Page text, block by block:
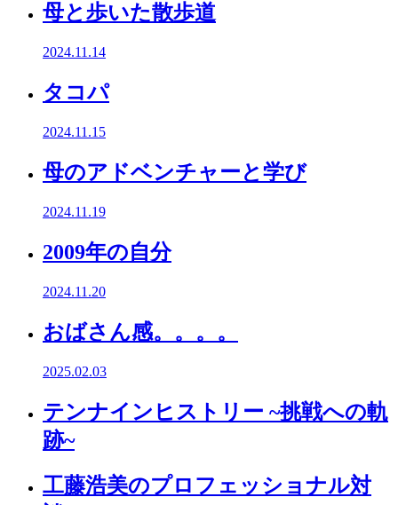
母と歩いた散歩道
2024.11.14
タコパ
2024.11.15
母のアドベンチャーと学び
2024.11.19
2009年の自分
2024.11.20
おばさん感。。。。
2025.02.03
テンナインヒストリー ~挑戦への軌
跡~
工藤浩美のプロフェッショナル対